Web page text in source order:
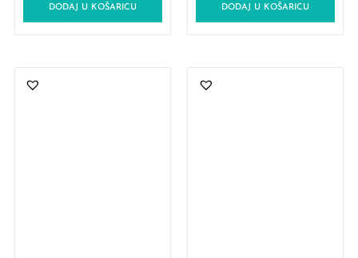
DODAJ U KOŠARICU DODAJ U KOŠARICU